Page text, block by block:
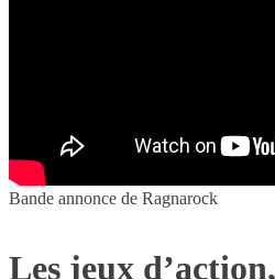
Bande annonce de Ragnarock
Les jeux